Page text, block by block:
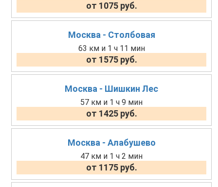
от 1075 руб.
Москва - Столбовая
63 км и 1 ч 11 мин
от 1575 руб.
Москва - Шишкин Лес
57 км и 1 ч 9 мин
от 1425 руб.
Москва - Алабушево
47 км и 1 ч 2 мин
от 1175 руб.